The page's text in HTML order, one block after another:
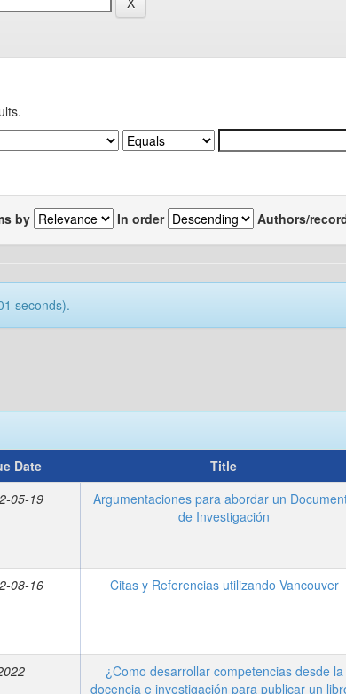
by In order Authors/
seconds).
Date Title
05-19
Argumentaciones para abordar un
de Investigación
08-16 Citas y Referencias utilizando Vancouver
¿Como desarrollar competencias desde la
docencia e investigación para publicar un